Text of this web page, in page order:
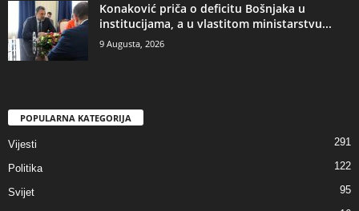
​Konaković priča o deficitu Bošnjaka u
institucijama, a u vlastitom ministarstvu...
9 Augusta, 2026
POPULARNA KATEGORIJA
Vijesti 291
Politika 122
Svijet 95